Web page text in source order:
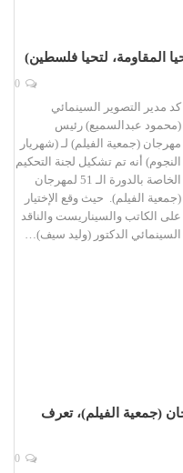
المقاومة، لتحيا فلسطين)
كد مدير التصوير السينمائي
(محمود عبدالسميع) رئيس
مهرجان (جمعية الفيلم) لـ (شهريار
النجوم) أنه تم تشكيل لجنة التحكيم
الخاصة بالدورة الـ 51 لمهرجان
(جمعية الفيلم). حيث وقع الإختيار
على الكاتب والسيناريست والناقد
السينمائي الدكتور (وليد سيف)…
(جمعية الفيلم)، تعرف